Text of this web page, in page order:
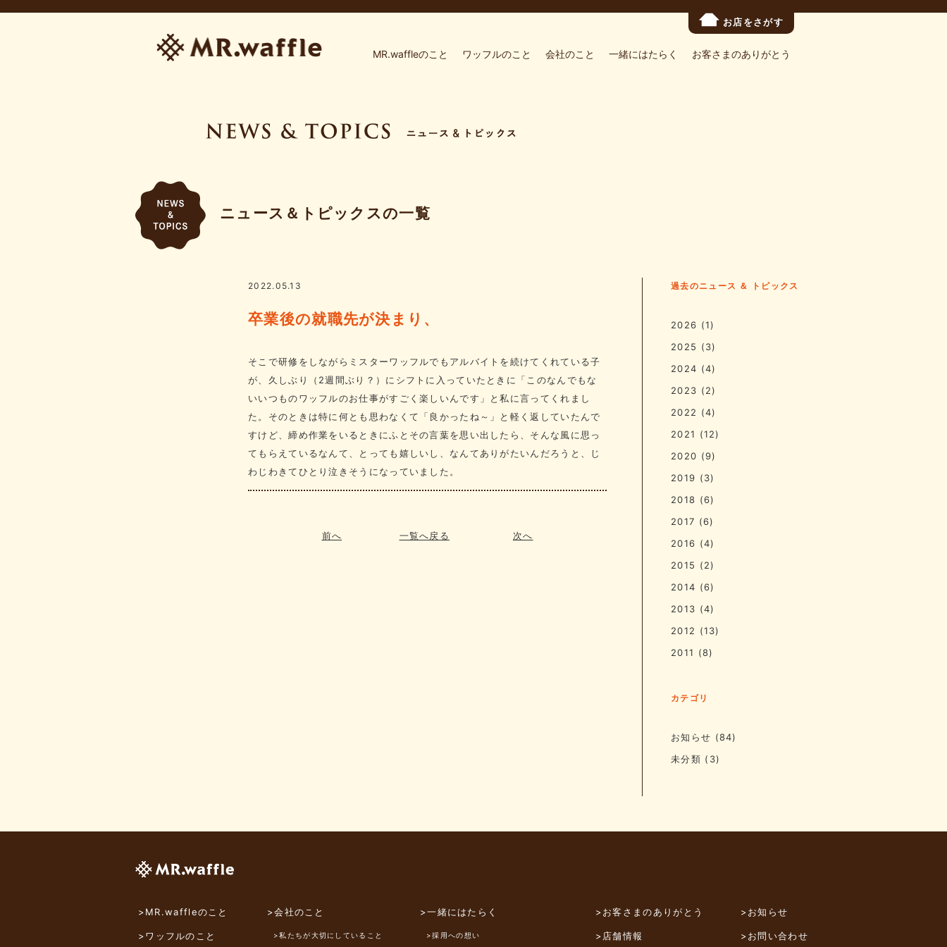
お店をさがす
MR.waffleのこと ワッフルのこと 会社のこと 一緒にはたらく お客さまのありがとう
ニュース＆トピックスの一覧
2022.05.13
卒業後の就職先が決まり、
そこで研修をしながらミスターワッフルでもアルバイトを続けてくれている子
が、久しぶり（2週間ぶり？）にシフトに入っていたときに「このなんでもな
いいつものワッフルのお仕事がすごく楽しいんです」と私に言ってくれまし
た。そのときは特に何とも思わなくて「良かったね～」と軽く返していたんで
すけど、締め作業をいるときにふとその言葉を思い出したら、そんな風に思っ
てもらえているなんて、とっても嬉しいし、なんてありがたいんだろうと、じ
わじわきてひとり泣きそうになっていました。
前へ 一覧へ戻る 次へ
過去のニュース ＆ トピックス
2026 (1)
2025 (3)
2024 (4)
2023 (2)
2022 (4)
2021 (12)
2020 (9)
2019 (3)
2018 (6)
2017 (6)
2016 (4)
2015 (2)
2014 (6)
2013 (4)
2012 (13)
2011 (8)
カテゴリ
お知らせ (84)
未分類 (3)
>MR.waffleのこと
>ワッフルのこと
>会社のこと
>私たちが大切にしていること
>一緒にはたらく
>採用への想い
>お客さまのありがとう
>店舗情報
>お知らせ
>お問い合わせ